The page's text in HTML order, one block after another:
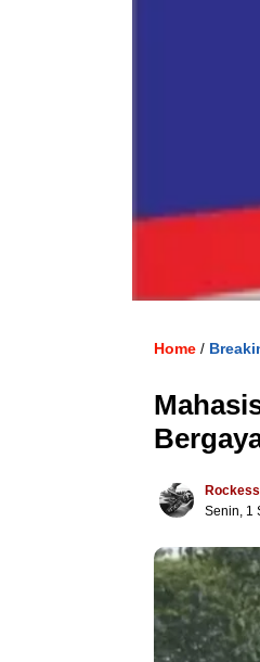
Home /
Senin, 1